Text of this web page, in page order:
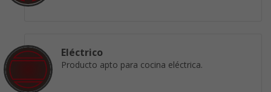
Eléctrico
Producto apto para cocina eléctrica.